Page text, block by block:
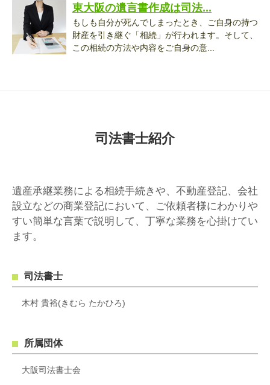
東大阪の遺言書作成は司法...
もしも自分が死んでしまったとき、ご自身の持つ
財産を引き継ぐ「相続」が行われます。そして、
この相続の方法や内容をご自身の意...
司法書士紹介
遺産承継業務による相続手続きや、不動産登記、会社
設立などの商業登記において、ご依頼者様にわかりや
すい簡単な言葉で説明して、丁寧な業務を心掛けてい
ます。
司法書士
木村 貴裕(きむら たかひろ)
所属団体
大阪司法書士会